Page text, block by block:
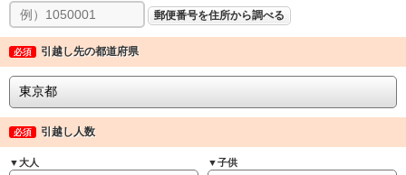
郵便番号を住所から調べる
必須 引越し先の都道府県
必須 引越し人数
▼大人 ▼子供